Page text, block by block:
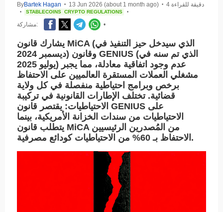
ByBartek Hagan • 13 Jun 2026 (about 1 month ago) • 4 دقيقة للقراءة
• STABLECOINS CRYPTO REGULATIONS •
مشاركة: •
يشارك قانون MiCA (الذي سيدخل حيز التنفيذ في
ديسمبر 2024) وقانون GENIUS (الذي تم سنه في
يوليو 2025) عدم وجود اتفاقية معادلة، مما يجبر
مشغلي العملات المستقرة العالميين على الاحتفاظ
برخص وبرامج احتياطية منفصلة في كل ولاية
قضائية. تختلف الإطارات القانونية في تركيبة
الاحتياطيات: يقتصر قانون GENIUS على
الاحتياطيات من سندات الخزانة الأمريكية، بينما
يتطلب قانون MiCA من المُصدرين الرئيسيين
الاحتفاظ بـ 60% من الاحتياطيات كودائع مصرفية.